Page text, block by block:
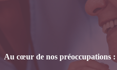
Au cœur de nos préoccupations